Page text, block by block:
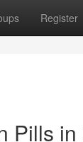
Register
Pills